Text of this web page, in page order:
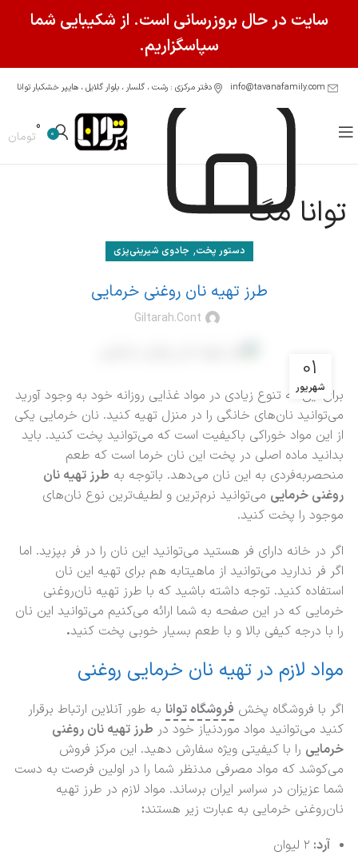
دفتر مرکزی : رشت ، گلسار ، بلوار گلایل ، هایپر خشکبار توانا
0
0
تومان
توانا مگ
دستور پخت, جادوی شیرینی‌پزی
طرز تهیه نان روغنی خرمایی
Giltarah.cont
01
شهریور
برای این که تنوع زیادی در مواد غذایی روزانه خود به وجود آورید
می‌توانید نان‌های خانگی را در منزل تهیه کنید. نان خرمایی یکی
از این مواد خوراکی باکیفیت است که می‌توانید پخت کنید. باید
بدانید ماده اصلی در پخت این نان خرما است که طعم
منحصربه‌فردی به این نان می‌دهد. باتوجه‌ به طرز تهیه نان
روغنی خرمایی می‌توانید نرم‌ترین و لطیف‌ترین نوع نان‌های
موجود را پخت کنید.
اگر در خانه دارای فر هستید می‌توانید این نان را در فر بپزید. اما
اگر فر ندارید می‌توانید از ماهیتابه هم برای تهیه این نان
استفاده کنید. توجه داشته باشید که با طرز تهیه نان‌روغنی
خرمایی که در این صفحه به شما ارائه می‌کنیم می‌توانید این نان
را با درجه کیفی بالا و با طعم بسیار خوبی پخت کنید.
مواد لازم در تهیه نان خرمایی روغنی
اگر با فروشگاه پخش فروشگاه توانا به طور آنلاین ارتباط برقرار
کنید می‌توانید مواد موردنیاز خود در طرز تهیه نان روغنی
خرمایی را با کیفیتی ویژه سفارش دهید. این مرکز فروش
می‌کوشد که مواد مصرفی مدنظر شما را در اولین فرصت به دست
شما عزیزان در سراسر ایران برساند. مواد لازم در طرز تهیه
نان‌روغنی خرمایی به عبارت زیر هستند:
آرد:
سایت در حال بروزرسانی است. از شکیبایی شما
سپاسگزاریم.